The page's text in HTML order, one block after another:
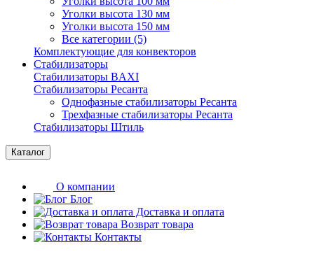
Уголки высота 130 мм
Уголки высота 150 мм
Все категории (5)
Комплектующие для конвекторов
Стабилизаторы
Стабилизаторы BAXI
Стабилизаторы Ресанта
Однофазные стабилизаторы Ресанта
Трехфазные стабилизаторы Ресанта
Стабилизаторы Штиль
Каталог
О компании
Блог
Доставка и оплата
Возврат товара
Контакты